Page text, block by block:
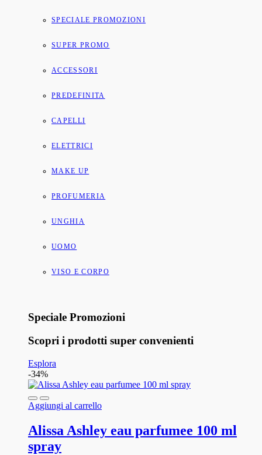
SPECIALE PROMOZIONI
SUPER PROMO
ACCESSORI
PREDEFINITA
CAPELLI
ELETTRICI
MAKE UP
PROFUMERIA
UNGHIA
UOMO
VISO E CORPO
Speciale Promozioni
Scopri i prodotti super convenienti
Esplora
-34%
Aggiungi al carrello
Alissa Ashley eau parfumee 100 ml
spray